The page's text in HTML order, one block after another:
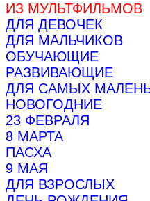
ИЗ МУЛЬТФИЛЬМОВ
ДЛЯ ДЕВОЧЕК
ДЛЯ МАЛЬЧИКОВ
ОБУЧАЮЩИЕ
РАЗВИВАЮЩИЕ
ДЛЯ САМЫХ
НОВОГОДНИЕ
23 ФЕВРАЛЯ
8 МАРТА
ПАСХА
9 МАЯ
ДЛЯ ВЗРОСЛЫХ